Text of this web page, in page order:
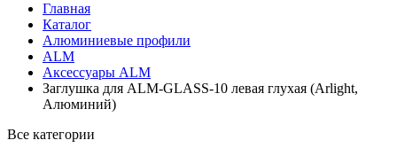
Главная
Каталог
Алюминиевые профили
ALM
Аксессуары ALM
Заглушка для ALM-GLASS-10 левая глухая (Arlight,
Алюминий)
Все категории